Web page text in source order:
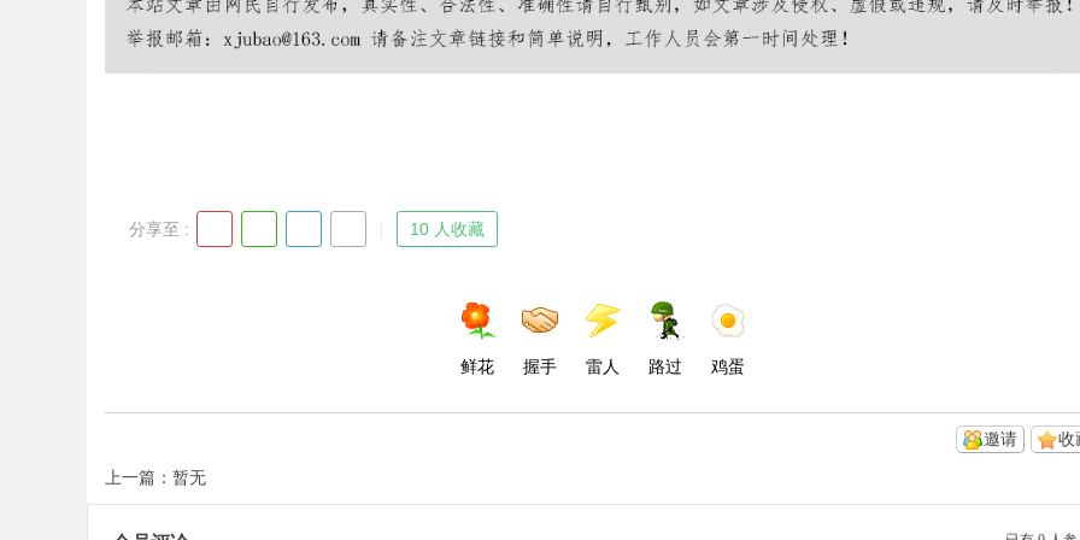
d
分享至 : 10 人收藏
鲜花 握手 雷人 路过 鸡蛋
收
邀请
上一篇：暂无